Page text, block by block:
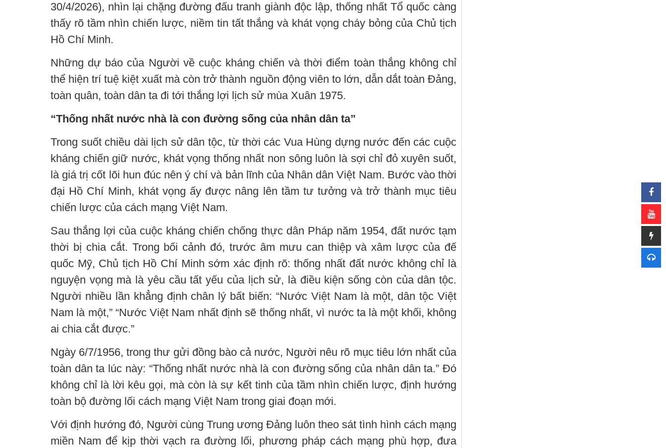
30/4/2026), nhìn lại chặng đường đấu tranh giành độc lập, thống nhất Tổ quốc càng
thấy rõ tầm nhìn chiến lược, niềm tin tất thắng và khát vọng cháy bỏng của Chủ tịch
Hồ Chí Minh.
Những dự báo của Người về cuộc kháng chiến và thời điểm toàn thắng không chỉ
thể hiện trí tuệ kiệt xuất mà còn trở thành nguồn động viên to lớn, dẫn dắt toàn Đảng,
toàn quân, toàn dân ta đi tới thắng lợi lịch sử mùa Xuân 1975.
“Thống nhất nước nhà là con đường sống của nhân dân ta”
Trong suốt chiều dài lịch sử dân tộc, từ thời các Vua Hùng dựng nước đến các cuộc
kháng chiến giữ nước, khát vọng thống nhất non sông luôn là sợi chỉ đỏ xuyên suốt,
là giá trị cốt lõi hun đúc nên ý chí và bản lĩnh của Nhân dân Việt Nam. Bước vào thời
đại Hồ Chí Minh, khát vọng ấy được nâng lên tầm tư tưởng và trở thành mục tiêu
chiến lược của cách mạng Việt Nam.
Sau thắng lợi của cuộc kháng chiến chống thực dân Pháp năm 1954, đất nước tạm
thời bị chia cắt. Trong bối cảnh đó, trước âm mưu can thiệp và xâm lược của đế
quốc Mỹ, Chủ tịch Hồ Chí Minh sớm xác định rõ: thống nhất đất nước không chỉ là
nguyện vọng mà là yêu cầu tất yếu của lịch sử, là điều kiện sống còn của dân tộc.
Người nhiều lần khẳng định chân lý bất biến: “Nước Việt Nam là một, dân tộc Việt
Nam là một,” “Nước Việt Nam nhất định sẽ thống nhất, vì nước ta là một khối, không
ai chia cắt được.”
Ngày 6/7/1956, trong thư gửi đồng bào cả nước, Người nêu rõ mục tiêu lớn nhất của
toàn dân ta lúc này: “Thống nhất nước nhà là con đường sống của nhân dân ta.” Đó
không chỉ là lời kêu gọi, mà còn là sự kết tinh của tầm nhìn chiến lược, định hướng
toàn bộ đường lối cách mạng Việt Nam trong giai đoạn mới.
Với định hướng đó, Người cùng Trung ương Đảng luôn theo sát tình hình cách mạng
miền Nam để kịp thời vạch ra đường lối, phương pháp cách mạng phù hợp, đưa